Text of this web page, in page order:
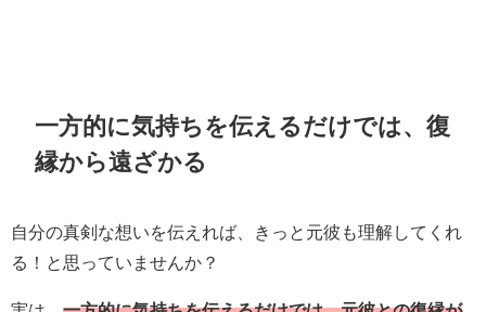
一方的に気持ちを伝えるだけでは、復
縁から遠ざかる
自分の真剣な想いを伝えれば、きっと元彼も理解してくれ
る！と思っていませんか？